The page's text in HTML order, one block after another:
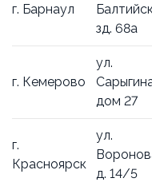
г. Барнаул
зд. 68а
г. Кемерово
ул.
дом 27
г.
Красноярск
ул.
д. 14/5